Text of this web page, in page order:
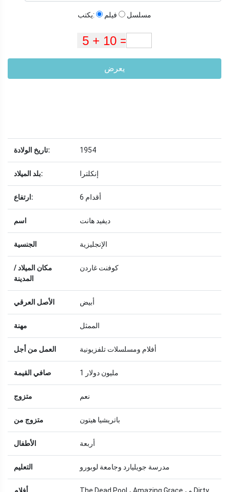
يكتب: فيلم مسلسل
يعرض
تاريخ الولادة: 1954
بلد الميلاد: إنكلترا
ارتفاع: 6 أقدام
اسم ديفيد هانت
الجنسية الإنجليزية
مكان الميلاد /
المدينة
كوفنت غاردن
الأصل العرقي أبيض
مهنة الممثل
العمل من أجل أفلام ومسلسلات تلفزيونية
صافي القيمة 1 مليون دولار
متزوج نعم
متزوج من باتريشيا هيتون
الأطفال أربعة
التعليم مدرسة جويليارد وجامعة لوبورو